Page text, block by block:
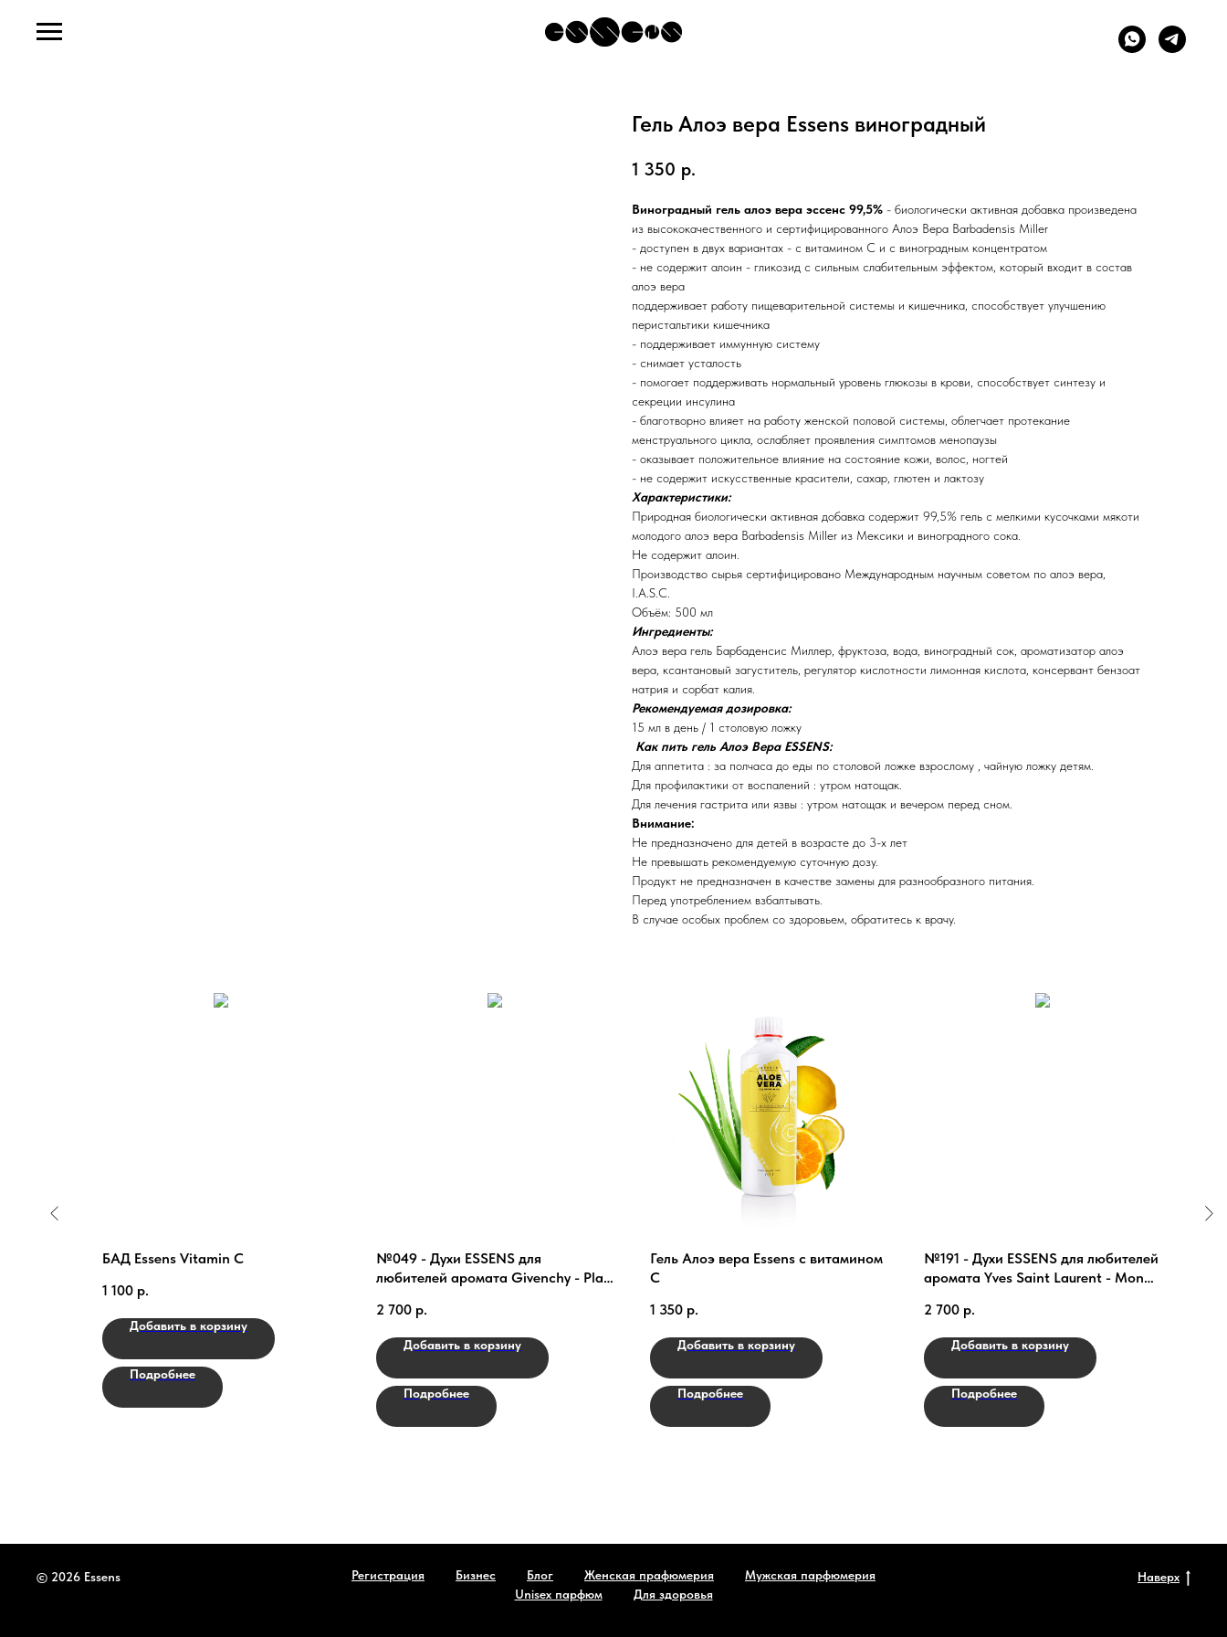
Гель Алоэ вера Essens виноградный
1 350 р.
Виноградный гель алоэ вера эссенс 99,5% - биологически активная добавка произведена
из высококачественного и сертифицированного Алоэ Вера Barbadensis Miller
- доступен в двух вариантах - с витамином С и с виноградным концентратом
- не содержит алоин - гликозид с сильным слабительным эффектом, который входит в состав
алоэ вера
поддерживает работу пищеварительной системы и кишечника, способствует улучшению
перистальтики кишечника
- поддерживает иммунную систему
- снимает усталость
- помогает поддерживать нормальный уровень глюкозы в крови, способствует синтезу и
секреции инсулина
- благотворно влияет на работу женской половой системы, облегчает протекание
менструального цикла, ослабляет проявления симптомов менопаузы
- оказывает положительное влияние на состояние кожи, волос, ногтей
- не содержит искусственные красители, сахар, глютен и лактозу
Характеристики:
Природная биологически активная добавка содержит 99,5% гель с мелкими кусочками мякоти
молодого алоэ вера Barbadensis Miller из Мексики и виноградного сока.
Не содержит алоин.
Производство сырья сертифицировано Международным научным советом по алоэ вера,
I.A.S.C.
Объём: 500 мл
Ингредиенты:
Алоэ вера гель Барбаденсис Миллер, фруктоза, вода, виноградный сок, ароматизатор алоэ
вера, ксантановый загуститель, регулятор кислотности лимонная кислота, консервант бензоат
натрия и сорбат калия.
Рекомендуемая дозировка:
15 мл в день / 1 столовую ложку
Как пить гель Алоэ Вера ESSENS:
Для аппетита : за полчаса до еды по столовой ложке взрослому , чайную ложку детям.
Для профилактики от воспалений : утром натощак.
Для лечения гастрита или язвы : утром натощак и вечером перед сном.
Внимание:
Не предназначено для детей в возрасте до 3-х лет
Не превышать рекомендуемую суточную дозу.
Продукт не предназначен в качестве замены для разнообразного питания.
Перед употреблением взбалтывать.
В случае особых проблем со здоровьем, обратитесь к врачу.
БАД Essens Vitamin C
1 100 р.
Добавить в корзину
Подробнее
№049 - Духи ESSENS для
любителей аромата Givenchy - Play
2 700 р.
Добавить в корзину
Подробнее
Гель Алоэ вера Essens с витамином
C
1 350 р.
Добавить в корзину
Подробнее
№191 - Духи ESSENS для любителей
аромата Yves Saint Laurent - Mon
2 700 р.
Добавить в корзину
Подробнее
© 2026 Essens Регистрация Бизнес Блог Женская прафюмерия
Мужская парфюмерия
Unisex парфюм
Для здоровья
Наверх